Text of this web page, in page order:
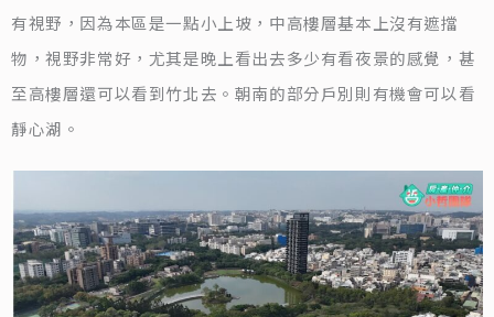
有視野，因為本區是一點小上坡，中高樓層基本上沒有遮擋
物，視野非常好，尤其是晚上看出去多少有看夜景的感覺，甚
至高樓層還可以看到竹北去。朝南的部分戶別則有機會可以看
靜心湖。